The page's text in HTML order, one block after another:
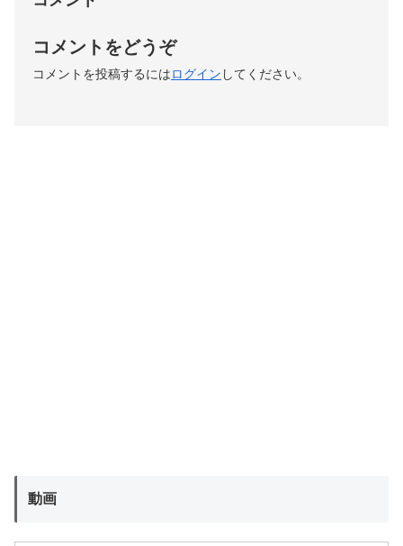
コメントをどうぞ
コメントを投稿するにはログイン してください。
動画